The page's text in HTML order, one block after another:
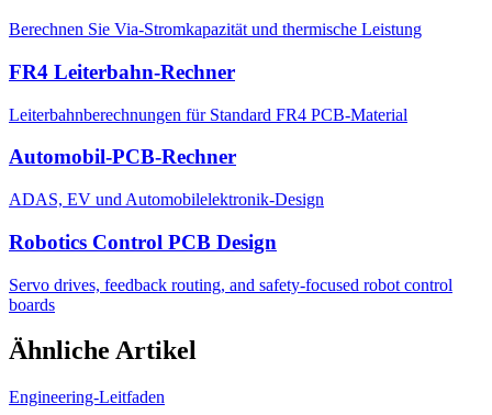
Berechnen Sie Via-Stromkapazität und thermische Leistung
FR4 Leiterbahn-Rechner
Leiterbahnberechnungen für Standard FR4 PCB-Material
Automobil-PCB-Rechner
ADAS, EV und Automobilelektronik-Design
Robotics Control PCB Design
Servo drives, feedback routing, and safety-focused robot control
boards
Ähnliche Artikel
Engineering-Leitfaden